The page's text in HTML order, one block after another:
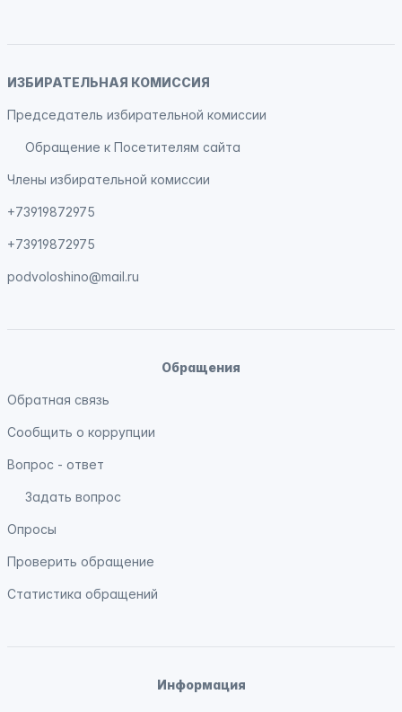
ИЗБИРАТЕЛЬНАЯ КОМИССИЯ
Председатель избирательной комиссии
Обращение к Посетителям сайта
Члены избирательной комиссии
+73919872975
+73919872975
podvoloshino@mail.ru
Обращения
Обратная связь
Сообщить о коррупции
Вопрос - ответ
Задать вопрос
Опросы
Проверить обращение
Статистика обращений
Информация